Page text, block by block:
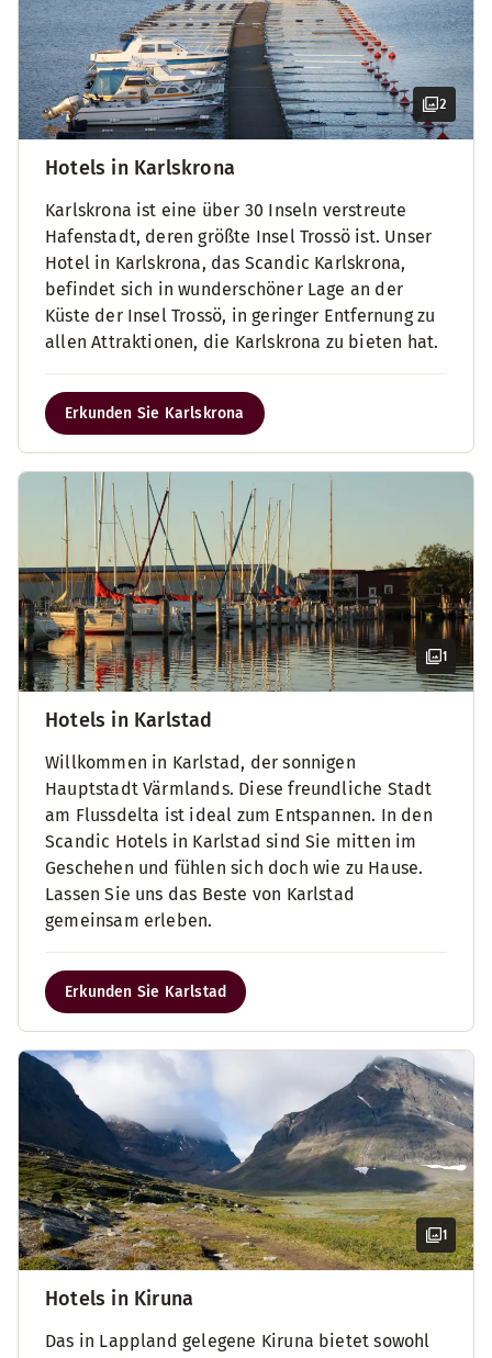
2
Hotels in Karlskrona
Karlskrona ist eine über 30 Inseln verstreute
Hafenstadt, deren größte Insel Trossö ist. Unser
Hotel in Karlskrona, das Scandic Karlskrona,
befindet sich in wunderschöner Lage an der
Küste der Insel Trossö, in geringer Entfernung zu
allen Attraktionen, die Karlskrona zu bieten hat.
Erkunden Sie Karlskrona
1
Hotels in Karlstad
Willkommen in Karlstad, der sonnigen
Hauptstadt Värmlands. Diese freundliche Stadt
am Flussdelta ist ideal zum Entspannen. In den
Scandic Hotels in Karlstad sind Sie mitten im
Geschehen und fühlen sich doch wie zu Hause.
Lassen Sie uns das Beste von Karlstad
gemeinsam erleben.
Erkunden Sie Karlstad
1
Hotels in Kiruna
Das in Lappland gelegene Kiruna bietet sowohl